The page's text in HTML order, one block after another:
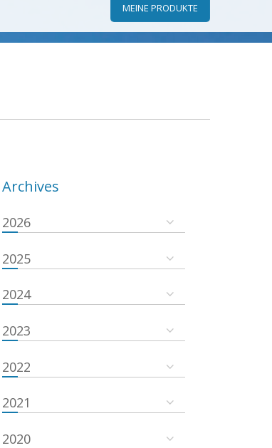
MEINE PRODUKTE
Archives
2026
2025
2024
2023
2022
2021
2020